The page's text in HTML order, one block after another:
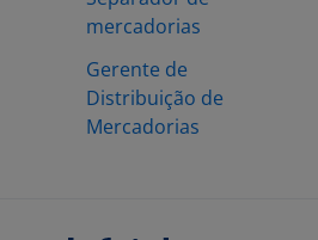
mercadorias
Gerente de
Distribuição de
Mercadorias